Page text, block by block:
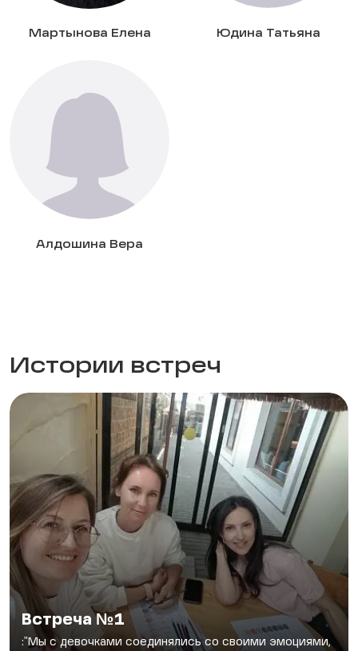
Мартынова Елена Юдина Татьяна
Алдошина Вера
Истории встреч
Встреча №1
:"Мы с девочками соединялись со своими эмоциями,